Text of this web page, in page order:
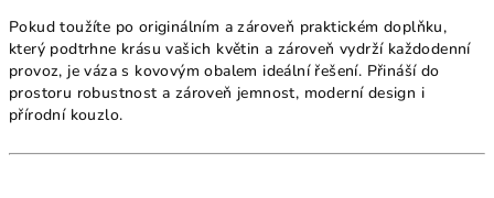
Pokud toužíte po originálním a zároveň praktickém doplňku,
který podtrhne krásu vašich květin a zároveň vydrží každodenní
provoz, je váza s kovovým obalem ideální řešení. Přináší do
prostoru robustnost a zároveň jemnost, moderní design i
přírodní kouzlo.